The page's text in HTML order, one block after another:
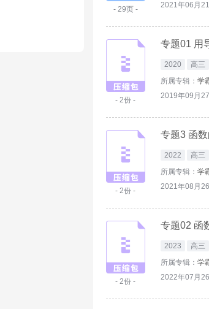
- 29页 -
2021年06月
- 2份 -
2020 高三
所属专辑： 学
2019年09月
- 2份 -
2022 高三
所属专辑： 学
2021年08月
- 2份 -
2023 高三
所属专辑： 学
2022年07月